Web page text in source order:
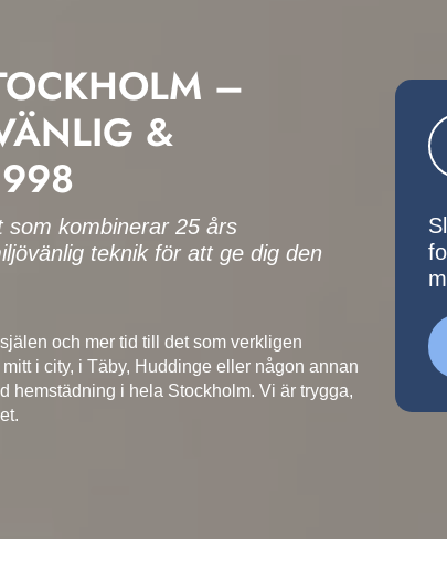
–
&
som kombinerar 25 års
teknik för att ge dig den
och mer tid till det som verkligen
i city, i Täby, Huddinge eller någon annan
hemstädning i hela Stockholm. Vi är trygga,